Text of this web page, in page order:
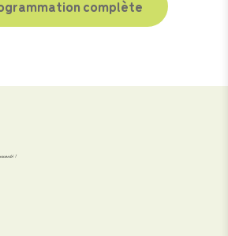
complète